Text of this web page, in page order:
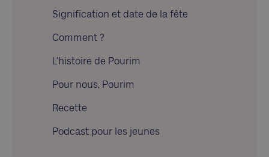
Signification et date de la fête
Comment ?
L’histoire de Pourim
Pour nous, Pourim
Recette
Podcast pour les jeunes